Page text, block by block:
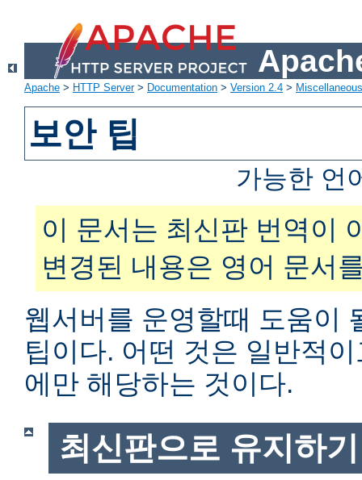
Apache > HTTP Server> Documentation > Version 2.4 >
보안 팁
가능한 언
이 문서는 최신판 번역이
변경된 내용은 영어 문서
웹서버를 운영할때 도움이
팁이다. 어떤 것은 일반적
에만 해당하는 것이다.
최신판으로 유지하기